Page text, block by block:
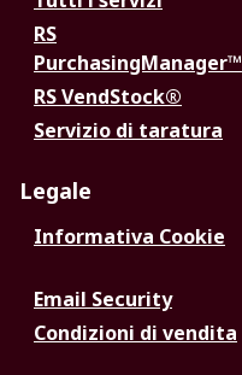
RS
PurchasingManager™
RS VendStock®
Servizio di taratura
Legale
Informativa Cookie
Email Security
Condizioni di vendita